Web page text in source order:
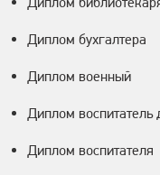
Диплом бухгалтера
Диплом военный
Диплом воспитатель
Диплом воспитателя